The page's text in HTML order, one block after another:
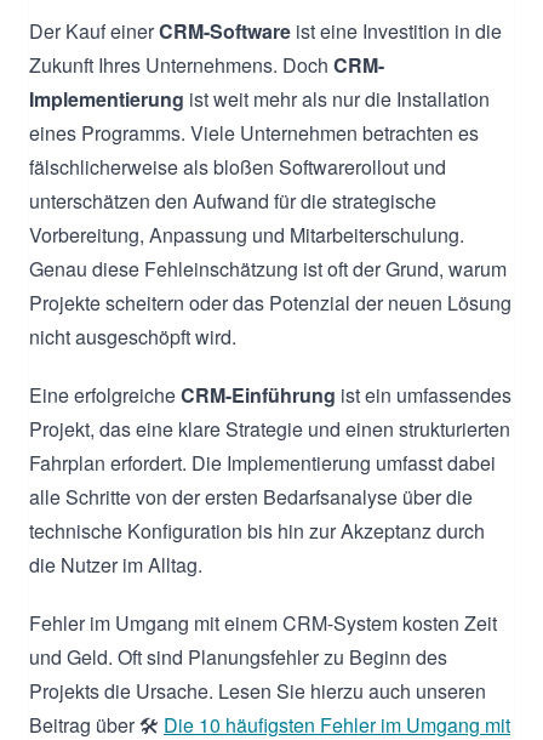
Der Kauf einerCRM-Software ist eine Investition in die
Zukunft Ihres Unternehmens. Doch CRM-
Implementierung ist weit mehr als nur die Installation
eines Programms. Viele Unternehmen betrachten es
fälschlicherweise als bloßen Softwarerollout und
unterschätzen den Aufwand für die strategische
Vorbereitung, Anpassung und Mitarbeiterschulung.
Genau diese Fehleinschätzung ist oft der Grund, warum
Projekte scheitern oder das Potenzial der neuen Lösung
nicht ausgeschöpft wird.
Eine erfolgreicheCRM-Einführung ist ein umfassendes
Projekt, das eine klare Strategie und einen strukturierten
Fahrplan erfordert. Die Implementierung umfasst dabei
alle Schritte von der ersten Bedarfsanalyse über die
technische Konfiguration bis hin zur Akzeptanz durch
die Nutzer im Alltag.
Fehler im Umgang mit einem CRM-System kosten Zeit
und Geld. Oft sind Planungsfehler zu Beginn des
Projekts die Ursache. Lesen Sie hierzu auch unseren
Beitrag über 🛠️ Die 10 häufigsten Fehler im Umgang mit